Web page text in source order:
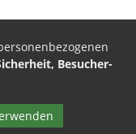
Besucher-